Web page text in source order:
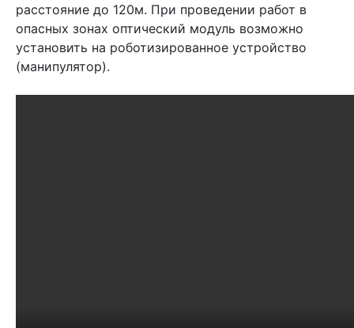
расстояние до 120м. При проведении работ в
опасных зонах оптический модуль возможно
установить на роботизированное устройство
(манипулятор).